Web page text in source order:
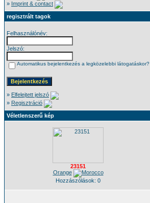
» Imprint & contact
regisztrált tagok
Felhasználónév:
Jelszó:
Automatikus bejelentkezés a legközelebbi látogatáskor?
» Elfelejtett jelszó
» Regisztráció
Véletlenszerű kép
23151
Orange
Hozzászólások: 0